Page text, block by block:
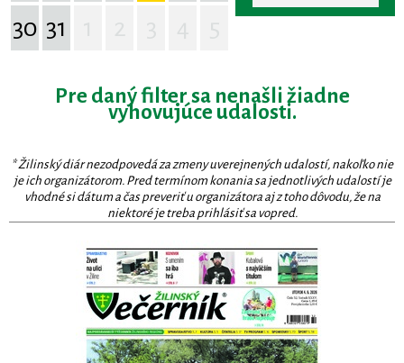
30 31
Pre daný filter sa nenašli žiadne
vyhovujúce udalosti.
* Žilinský diár nezodpovedá za zmeny uverejnených udalostí, nakoľko nie
je ich organizátorom. Pred termínom konania sa jednotlivých udalostí je
vhodné si dátum a čas preveriť u organizátora aj z toho dôvodu, že na
niektoré je treba prihlásiť sa vopred.